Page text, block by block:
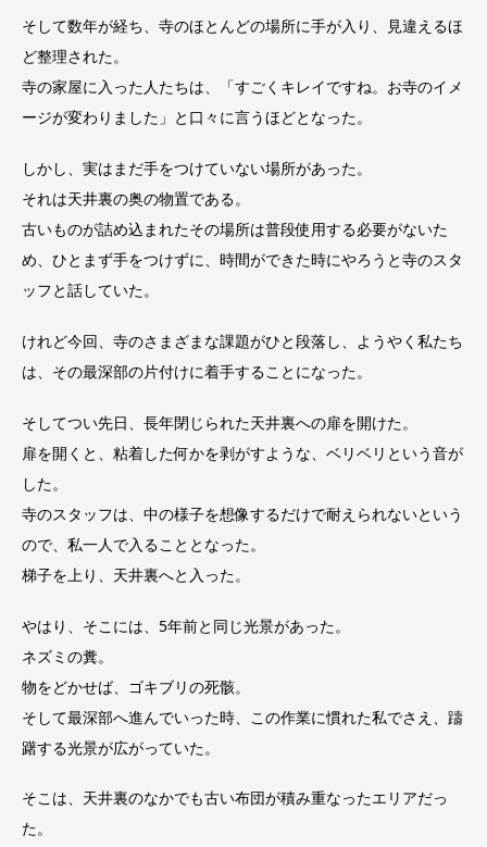
そして数年が経ち、寺のほとんどの場所に手が入り、見違えるほ
ど整理された。
寺の家屋に入った人たちは、「すごくキレイですね。お寺のイメ
ージが変わりました」と口々に言うほどとなった。
しかし、実はまだ手をつけていない場所があった。
それは天井裏の奥の物置である。
古いものが詰め込まれたその場所は普段使用する必要がないた
め、ひとまず手をつけずに、時間ができた時にやろうと寺のスタ
ッフと話していた。
けれど今回、寺のさまざまな課題がひと段落し、ようやく私たち
は、その最深部の片付けに着手することになった。
そしてつい先日、長年閉じられた天井裏への扉を開けた。
扉を開くと、粘着した何かを剥がすような、ベリベリという音が
した。
寺のスタッフは、中の様子を想像するだけで耐えられないという
ので、私一人で入ることとなった。
梯子を上り、天井裏へと入った。
やはり、そこには、5年前と同じ光景があった。
ネズミの糞。
物をどかせば、ゴキブリの死骸。
そして最深部へ進んでいった時、この作業に慣れた私でさえ、躊
躇する光景が広がっていた。
そこは、天井裏のなかでも古い布団が積み重なったエリアだっ
た。